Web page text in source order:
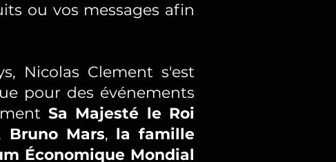
ou vos messages afin
Nicolas Clement s'est
pour des événements
Sa Majesté le Roi
Bruno Mars, la famille
Économique Mondial